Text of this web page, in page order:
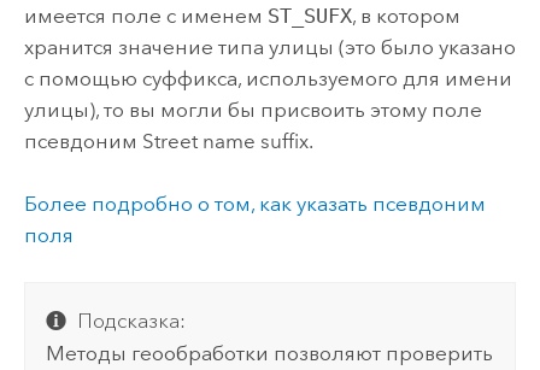
имеется поле с именем ST_SUFX, в котором
хранится значение типа улицы (это было указано
с помощью суффикса, используемого для имени
улицы), то вы могли бы присвоить этому поле
псевдоним Street name suffix.
Более подробно о том, как указать псевдоним
поля
Подсказка:
Методы геообработки позволяют проверить